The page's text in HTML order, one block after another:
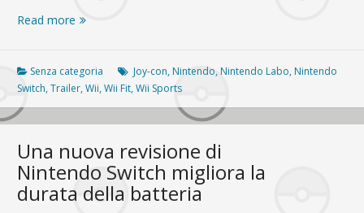
Read more Una
di
gioco
per
Nintendo
Senza categoria Joy-con, Nintendo,Nintendo Labo, Nintendo
Switch,Trailer,Wii,Wii Fit,Wii Sports
Una nuova revisione di
Nintendo Switch migliora la
durata della batteria